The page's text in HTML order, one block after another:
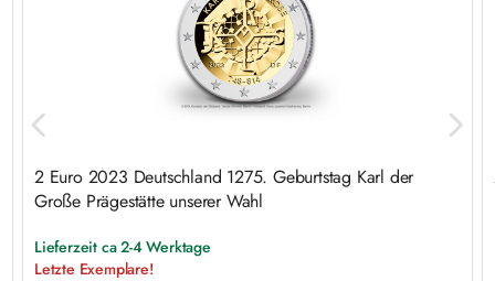
2 Euro 2023 Deutschland 1275. Geburtstag Karl der
Große Prägestätte unserer Wahl
Lieferzeit ca 2-4 Werktage
Letzte Exemplare!